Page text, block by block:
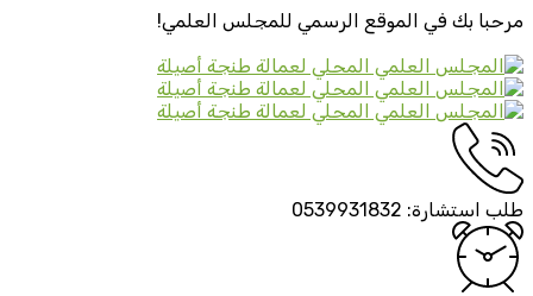
مرحبا بك في الموقع الرسمي للمجلس العلمي!
طلب استشارة: 0539931832